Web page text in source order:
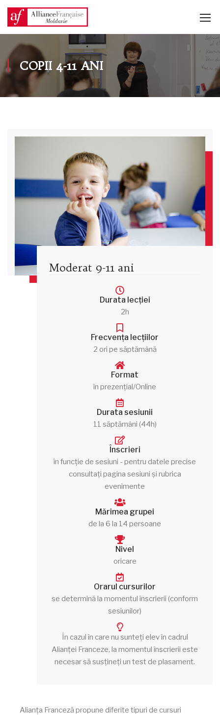
COPII 4-11 ANI
Moderat 9-11 ani
Durata lecției
2h
Frecvența lecțiilor
2 ori pe săptămână
Format
în prezențial/Online
Durata sesiunii
11 săptămâni (44h)
Înscrieri
în funcție de sesiuni - pentru datele precise
consultați pagina sesiuni și rubrica
evenimente
Mărimea grupei
de la 6 la 14 persoane
Nivel
oricare
Orarul cursurilor
se determină la momentul înscrierii (conform
sesiunilor)
În cazul în care nu sunteți elev în cadrul
Alianței Franceze, la momentul înscrierii este
necesar să susțineți un test de plasament.
Alianța Franceză propune diferite tipuri de cursuri